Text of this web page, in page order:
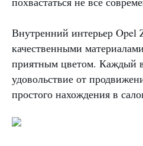
Внутренний интерьер Opel
качественными
приятным цветом. Каждый
удовольствие от
простого нахождения в